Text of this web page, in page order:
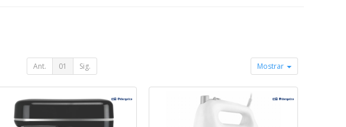
Ant. 01 Sig. Mostrar